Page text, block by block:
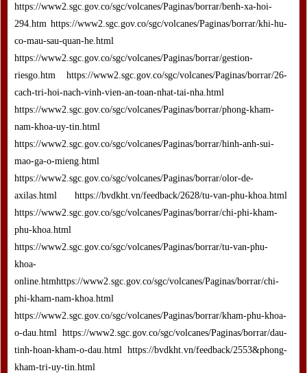
https://www2.sgc.gov.co/sgc/volcanes/Paginas/borrar/benh-xa-hoi-
294.htm https://www2.sgc.gov.co/sgc/volcanes/Paginas/borrar/khi-hu-
co-mau-sau-quan-he.html
https://www2.sgc.gov.co/sgc/volcanes/Paginas/borrar/gestion-
riesgo.htm https://www2.sgc.gov.co/sgc/volcanes/Paginas/borrar/26-
cach-tri-hoi-nach-vinh-vien-an-toan-nhat-tai-nha.html
https://www2.sgc.gov.co/sgc/volcanes/Paginas/borrar/phong-kham-
nam-khoa-uy-tin.html
https://www2.sgc.gov.co/sgc/volcanes/Paginas/borrar/hinh-anh-sui-
mao-ga-o-mieng.html
https://www2.sgc.gov.co/sgc/volcanes/Paginas/borrar/olor-de-
axilas.html https://bvdkht.vn/feedback/2628/tu-van-phu-khoa.html
https://www2.sgc.gov.co/sgc/volcanes/Paginas/borrar/chi-phi-kham-
phu-khoa.html
https://www2.sgc.gov.co/sgc/volcanes/Paginas/borrar/tu-van-phu-
khoa-
online.htmhttps://www2.sgc.gov.co/sgc/volcanes/Paginas/borrar/chi-
phi-kham-nam-khoa.html
https://www2.sgc.gov.co/sgc/volcanes/Paginas/borrar/kham-phu-khoa-
o-dau.html https://www2.sgc.gov.co/sgc/volcanes/Paginas/borrar/dau-
tinh-hoan-kham-o-dau.html https://bvdkht.vn/feedback/2553&phong-
kham-tri-uy-tin.html